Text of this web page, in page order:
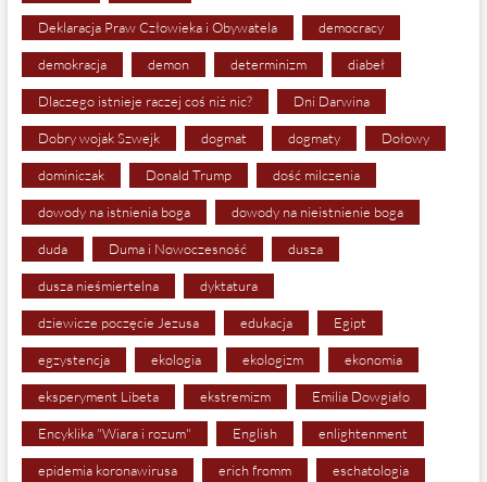
Deklaracja Praw Człowieka i Obywatela democracy
demokracja demon determinizm diabeł
Dlaczego istnieje raczej coś niż nic? Dni Darwina
Dobry wojak Szwejk dogmat dogmaty Dołowy
dominiczak Donald Trump dość milczenia
dowody na istnienia boga dowody na nieistnienie boga
duda Duma i Nowoczesność dusza
dusza nieśmiertelna dyktatura
dziewicze poczęcie Jezusa edukacja Egipt
egzystencja ekologia ekologizm ekonomia
eksperyment Libeta ekstremizm Emilia Dowgiało
Encyklika "Wiara i rozum" English enlightenment
epidemia koronawirusa erich fromm eschatologia